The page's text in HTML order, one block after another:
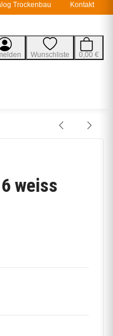
Trockenbau Kontakt
Wunschliste 0,00 €
weiss